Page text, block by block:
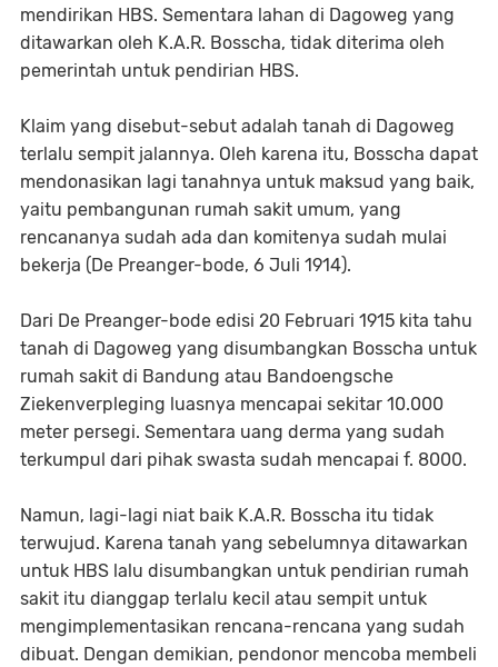
mendirikan HBS. Sementara lahan di Dagoweg yang
ditawarkan oleh K.A.R. Bosscha, tidak diterima oleh
pemerintah untuk pendirian HBS.
Klaim yang disebut-sebut adalah tanah di Dagoweg
terlalu sempit jalannya. Oleh karena itu, Bosscha dapat
mendonasikan lagi tanahnya untuk maksud yang baik,
yaitu pembangunan rumah sakit umum, yang
rencananya sudah ada dan komitenya sudah mulai
bekerja (De Preanger-bode, 6 Juli 1914).
Dari De Preanger-bode edisi 20 Februari 1915 kita tahu
tanah di Dagoweg yang disumbangkan Bosscha untuk
rumah sakit di Bandung atau Bandoengsche
Ziekenverpleging luasnya mencapai sekitar 10.000
meter persegi. Sementara uang derma yang sudah
terkumpul dari pihak swasta sudah mencapai f. 8000.
Namun, lagi-lagi niat baik K.A.R. Bosscha itu tidak
terwujud. Karena tanah yang sebelumnya ditawarkan
untuk HBS lalu disumbangkan untuk pendirian rumah
sakit itu dianggap terlalu kecil atau sempit untuk
mengimplementasikan rencana-rencana yang sudah
dibuat. Dengan demikian, pendonor mencoba membeli